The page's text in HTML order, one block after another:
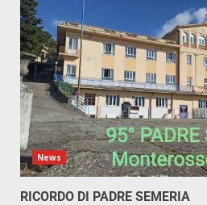
News
RICORDO DI PADRE SEMERIA